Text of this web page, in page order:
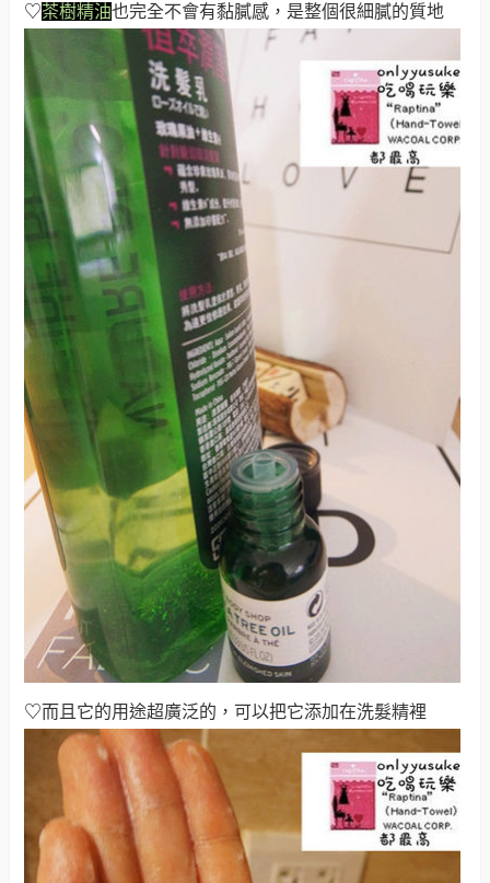
♡茶樹精油也完全不會有黏膩感，是整個很細膩的質地
♡而且它的用途超廣泛的，可以把它添加在洗髮精裡